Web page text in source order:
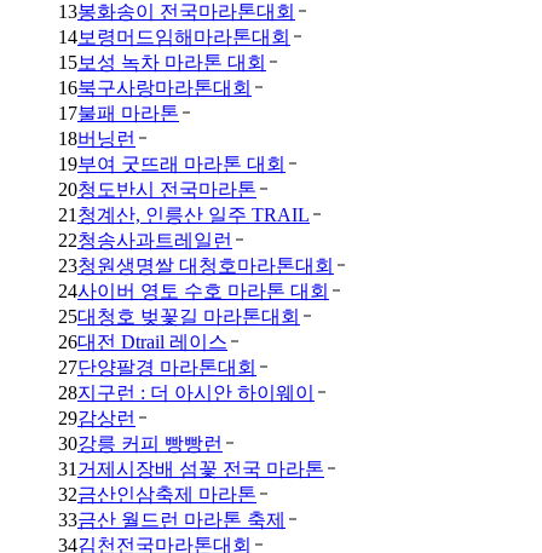
13봉화송이 전국마라톤대회
14보령머드임해마라톤대회
15보성 녹차 마라톤 대회
16북구사랑마라톤대회
17불패 마라톤
18버닝런
19부여 굿뜨래 마라톤 대회
20청도반시 전국마라톤
21 청계산, 인릉산 일주 TRAIL
22청송사과트레일런
23청원생명쌀 대청호마라톤대회
24사이버 영토 수호 마라톤 대회
25대청호 벚꽃길 마라톤대회
26대전 Dtrail 레이스
27단양팔경 마라톤대회
28지구런 : 더 아시안 하이웨이
29감상런
30강릉 커피 빵빵런
31 거제시장배 섬꽃 전국 마라톤
32금산인삼축제 마라톤
33금산 월드런 마라톤 축제
34김천전국마라톤대회